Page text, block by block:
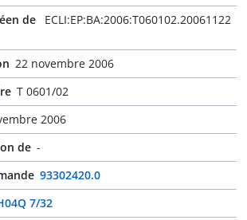
de
ECLI:EP:BA:2006:T060102.20061122
22 novembre 2006
T 0601/02
2006
de -
93302420.0
7/32